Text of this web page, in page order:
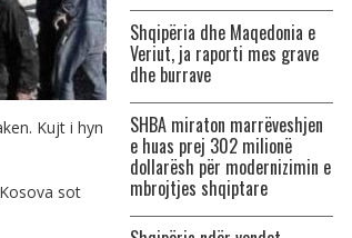
Kujt i hyn
sot
Shqipëria dhe Maqedonia e
Veriut, ja raporti mes grave
dhe burrave
SHBA miraton marrëveshjen
e huas prej 302 milionë
dollarësh për modernizimin e
mbrojtjes shqiptare